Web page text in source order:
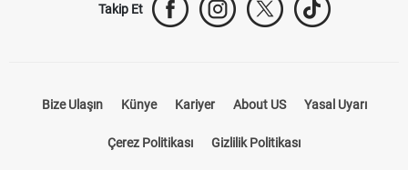
Takip Et
Bize Ulaşın Künye Kariyer About US Yasal Uyarı
Çerez Politikası Gizlilik Politikası